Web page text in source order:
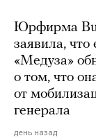
Юрфирма
заявила, что
«Медуза»
о том, что
от
генерала
день назад